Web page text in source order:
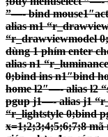
”—- bind
alias m1
“r_drawviewmodel
dùng 1 phím enter
alias n1
0;bind ins n1″bind
home l2″—- alias l2
pgup j1—- alias j1
“r_lightstyle 0;bind
x=1;2;3;4;5;6;7;8 mã